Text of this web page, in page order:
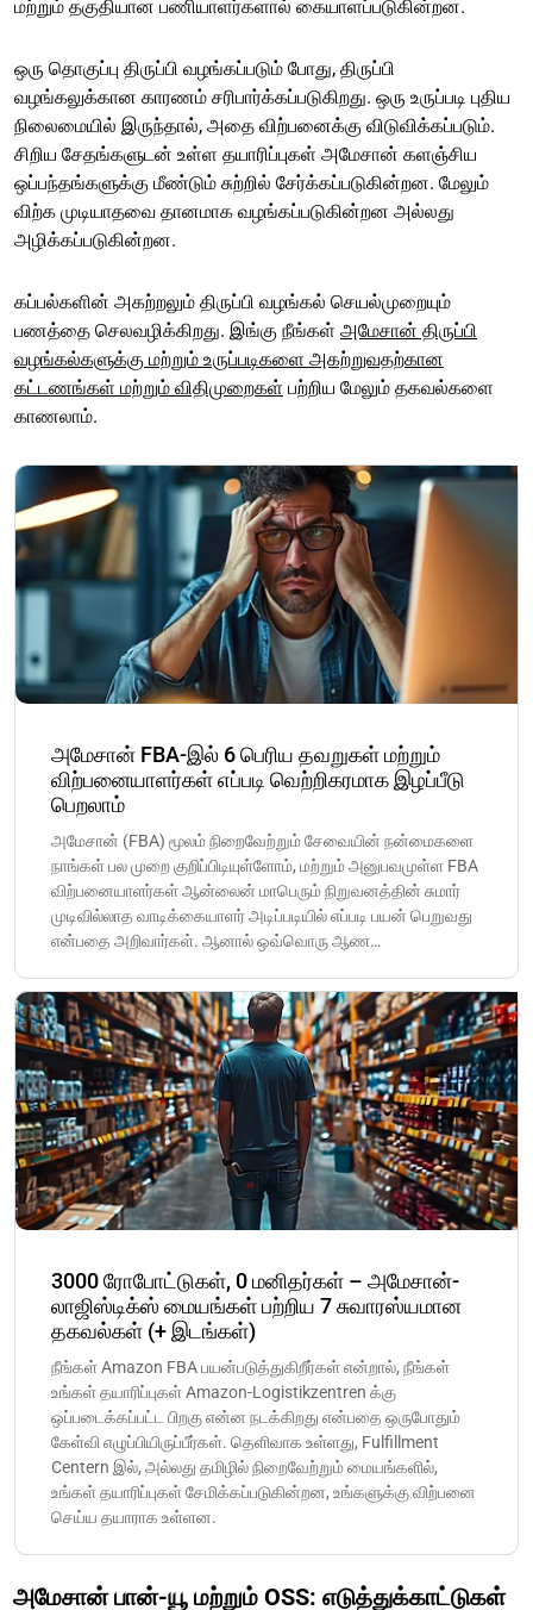
மற்றும் தகுதியான பணியாளர்களால் கையாளப்படுகின்றன.
ஒரு தொகுப்பு திருப்பி வழங்கப்படும் போது, திருப்பி
வழங்கலுக்கான காரணம் சரிபார்க்கப்படுகிறது. ஒரு உருப்படி புதிய
நிலைமையில் இருந்தால், அதை விற்பனைக்கு விடுவிக்கப்படும்.
சிறிய சேதங்களுடன் உள்ள தயாரிப்புகள் அமேசான் களஞ்சிய
ஒப்பந்தங்களுக்கு மீண்டும் சுற்றில் சேர்க்கப்படுகின்றன. மேலும்
விற்க முடியாதவை தானமாக வழங்கப்படுகின்றன அல்லது
அழிக்கப்படுகின்றன.
கப்பல்களின் அகற்றலும் திருப்பி வழங்கல் செயல்முறையும்
பணத்தை செலவழிக்கிறது. இங்கு நீங்கள் அமேசான் திருப்பி
வழங்கல்களுக்கு மற்றும் உருப்படிகளை அகற்றுவதற்கான
கட்டணங்கள் மற்றும் விதிமுறைகள் பற்றிய மேலும் தகவல்களை
காணலாம்.
அமேசான் FBA-இல் 6 பெரிய தவறுகள் மற்றும்
விற்பனையாளர்கள் எப்படி வெற்றிகரமாக இழப்பீடு
பெறலாம்
அமேசான் (FBA) மூலம் நிறைவேற்றும் சேவையின் நன்மைகளை
நாங்கள் பல முறை குறிப்பிடியுள்ளோம், மற்றும் அனுபவமுள்ள FBA
விற்பனையாளர்கள் ஆன்லைன் மாபெரும் நிறுவனத்தின் சுமார்
முடிவில்லாத வாடிக்கையாளர் அடிப்படியில் எப்படி பயன் பெறுவது
என்பதை அறிவார்கள். ஆனால் ஒவ்வொரு ஆண…
3000 ரோபோட்டுகள், 0 மனிதர்கள் – அமேசான்-
லாஜிஸ்டிக்ஸ் மையங்கள் பற்றிய 7 சுவாரஸ்யமான
தகவல்கள் (+ இடங்கள்)
நீங்கள் Amazon FBA பயன்படுத்துகிறீர்கள் என்றால், நீங்கள்
உங்கள் தயாரிப்புகள் Amazon-Logistikzentren க்கு
ஒப்படைக்கப்பட்ட பிறகு என்ன நடக்கிறது என்பதை ஒருபோதும்
கேள்வி எழுப்பியிருப்பீர்கள். தெளிவாக உள்ளது, Fulfillment
Centern இல், அல்லது தமிழில் நிறைவேற்றும் மையங்களில்,
உங்கள் தயாரிப்புகள் சேமிக்கப்படுகின்றன, உங்களுக்கு விற்பனை
செய்ய தயாராக உள்ளன.
அமேசான் பான்-யூ மற்றும் OSS: எடுத்துக்காட்டுகள்